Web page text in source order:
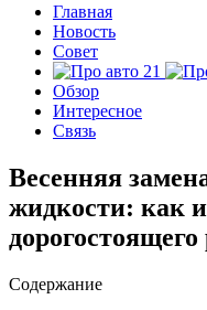
Главная
Новость
Совет
Обзор
Интересное
Связь
Весенняя
жидкости: как
Содержание